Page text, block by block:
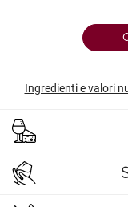
Ingredienti e valori